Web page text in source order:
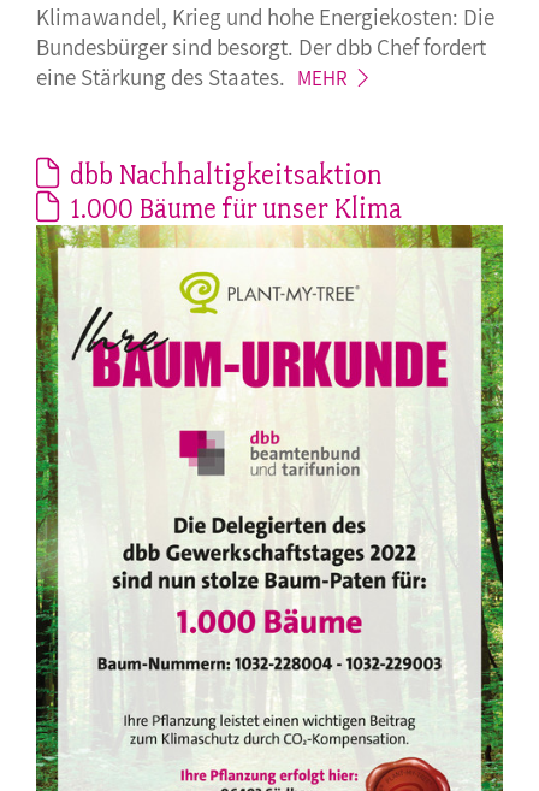
Klimawandel, Krieg und hohe Energiekosten: Die
Bundesbürger sind besorgt. Der dbb Chef fordert
eine Stärkung des Staates. MEHR
dbb Nachhaltigkeitsaktion
1.000 Bäume für unser Klima